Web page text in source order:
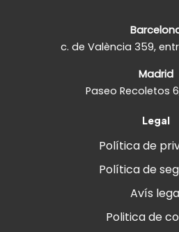
c. de València 359,
Madrid
Paseo Recoletos
Legal
Política de
Política de
Avís
Politica de